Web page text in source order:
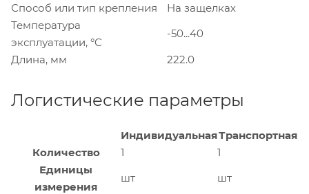
Способ или тип крепления
На защелках
Температура
эксплуатации, °C
-50...40
Длина, мм
222.0
Логистические параметры
ИндивидуальнаяТранспортная
Количество
1
1
Единицы
измерения
шт шт